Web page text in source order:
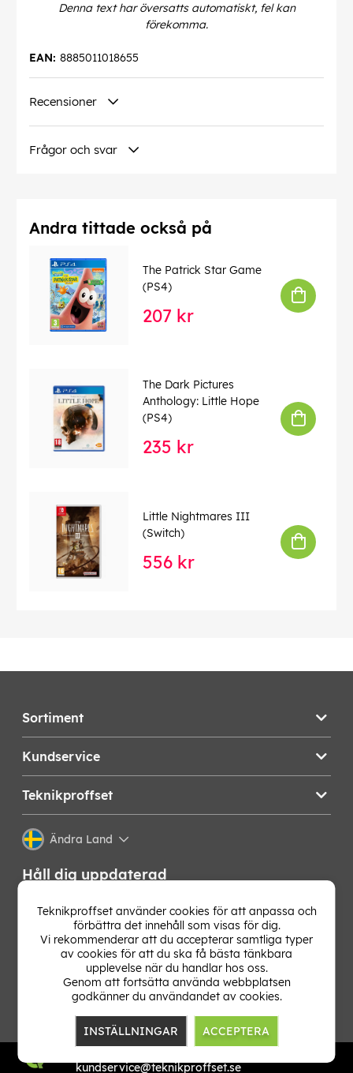
Denna text har översatts automatiskt, fel kan
förekomma.
8885011018655
EAN:
Recensioner
Frågor och svar
Andra tittade också på
The Patrick Star Game
(PS4)
207 kr
The Dark Pictures
Anthology: Little Hope
(PS4)
235 kr
Little Nightmares III
(Switch)
556 kr
Sortiment
Kundservice
Teknikproffset
Ändra Land
Håll dig uppdaterad
Få de senaste nyheterna, hetaste erbjudandena och
bästa tipsen från oss direkt i din mejlkorg. Signa upp på
vårt nyhetsbrev!
kundservice@teknikproffset.se
Teknikproffset använder cookies för att anpassa och
förbättra det innehåll som visas för dig.
Vi rekommenderar att du accepterar samtliga typer
av cookies för att du ska få bästa tänkbara
upplevelse när du handlar hos oss.
Genom att fortsätta använda webbplatsen
godkänner du användandet av cookies.
INSTÄLLNINGAR ACCEPTERA